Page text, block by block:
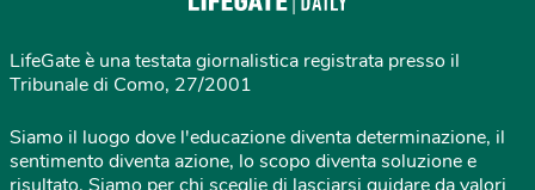
LifeGate è una testata giornalistica registrata presso il
Tribunale di Como, 27/2001
Siamo il luogo dove l'educazione diventa determinazione, il
sentimento diventa azione, lo scopo diventa soluzione e